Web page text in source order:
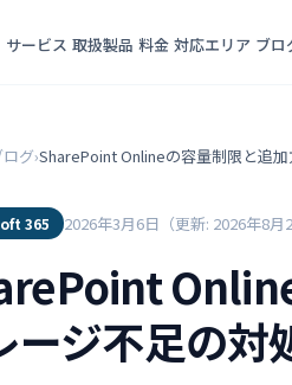
サービス 取扱製品 料金 対応エリア ブロ
ログ›SharePoint Onlineの容量制限と追
365 2026年3月6日 （更新: 2026年8月2
ージ不足の対